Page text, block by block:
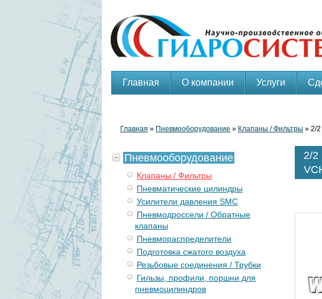
Главная О компании Услуги
Главная » Пневмооборудование » Клапаны / Фильтры » 2/
2/2
Пневмооборудование
Клапаны / Фильтры
Пневматические цилиндры
Усилители давления SMC
Пневмодроссели / Обратные
клапаны
Пневмораспределители
Подготовка сжатого воздуха
Резьбовые соединения / Трубки
Гильзы, профили, поршни для
пневмоцилиндров